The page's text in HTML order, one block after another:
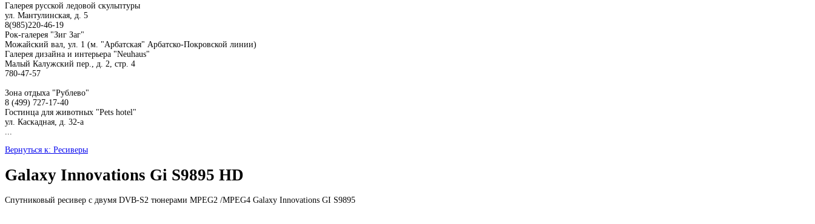
Галерея русской ледовой скульптуры
ул. Мантулинская, д. 5
8(985)220-46-19
Рок-галерея "Зиг Заг"
Можайский вал, ул. 1 (м. "Арбатская" Арбатско-Покровской линии)
Галерея дизайна и интерьера "Neuhaus"
Малый Калужский пер., д. 2, стр. 4
780-47-57
Зона отдыха "Рублево"
8 (499) 727-17-40
Гостинца для животных "Рets hotel"
ул. Каскадная, д. 32-а
Вернуться к: Ресиверы
Galaxy Innovations Gi S9895 HD
Спутниковый ресивер с двумя DVB-S2 тюнерами MPEG2 /MPEG4 Galaxy Innovations GI S9895